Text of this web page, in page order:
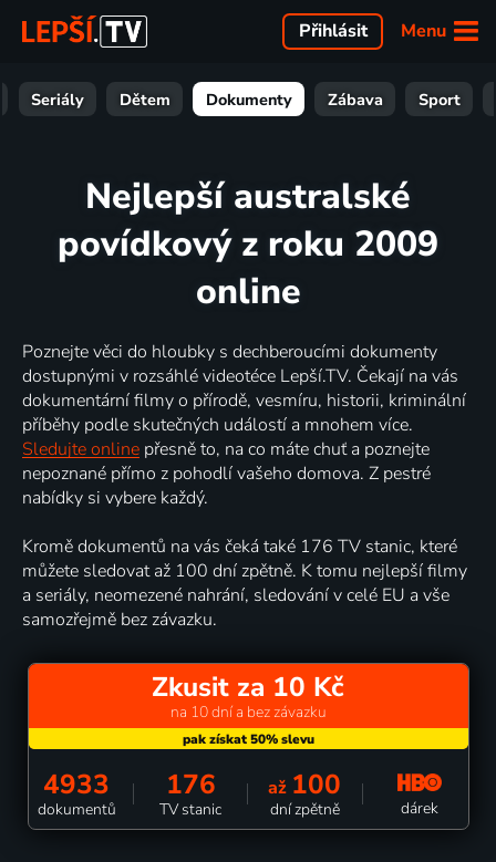
Menu
Přihlásit
Seriály Dětem Dokumenty Zábava Sport
Nejlepší australské
povídkový z roku 2009
online
Poznejte věci do hloubky s dechberoucími dokumenty
dostupnými v rozsáhlé videotéce Lepší.TV. Čekají na vás
dokumentární filmy o přírodě, vesmíru, historii, kriminální
příběhy podle skutečných událostí a mnohem více.
Sledujte online přesně to, na co máte chuť a poznejte
nepoznané přímo z pohodlí vašeho domova. Z pestré
nabídky si vybere každý.
Kromě dokumentů na vás čeká také 176 TV stanic, které
můžete sledovat až 100 dní zpětně. K tomu nejlepší filmy
a seriály, neomezené nahrání, sledování v celé EU a vše
samozřejmě bez závazku.
Zkusit za 10 Kč
na 10 dní a bez závazku
4933
dokumentů
176
TV stanic
až 100
dní zpětně dárek